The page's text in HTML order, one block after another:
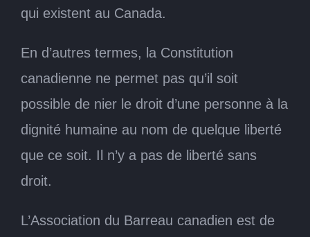
qui existent au Canada.
En d’autres termes, la Constitution
canadienne ne permet pas qu’il soit
possible de nier le droit d’une personne à la
dignité humaine au nom de quelque liberté
que ce soit. Il n’y a pas de liberté sans
droit.
L’Association du Barreau canadien est de